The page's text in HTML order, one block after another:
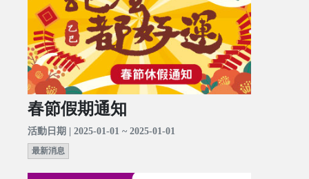
春節假期通知
活動日期 | 2025-01-01 ~ 2025-01-01
最新消息